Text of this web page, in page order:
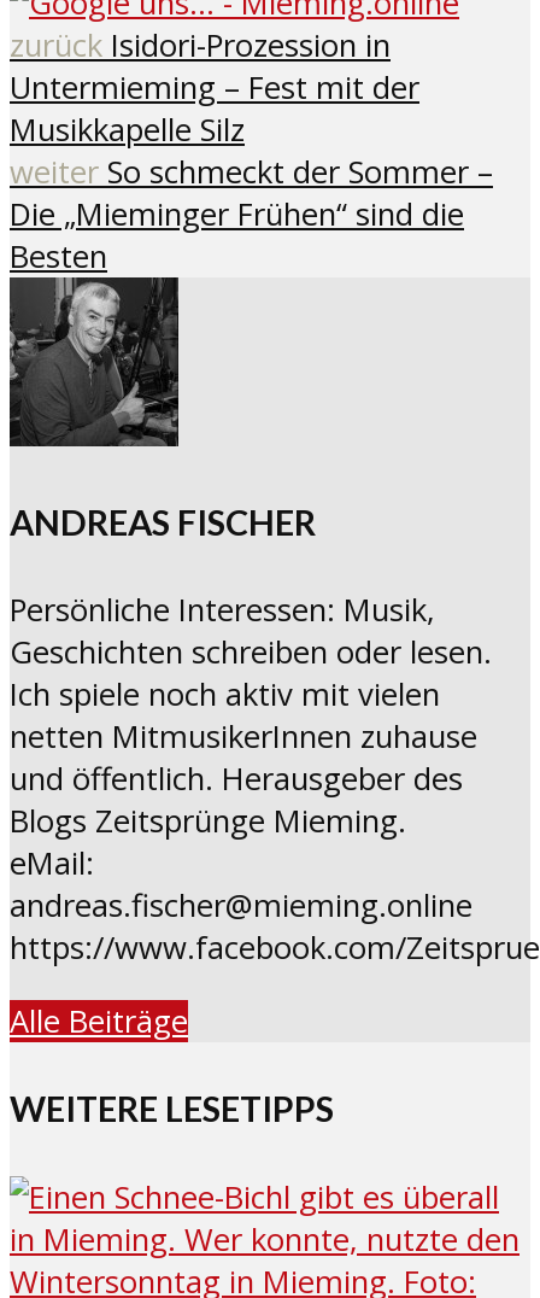
zurück Isidori-Prozession in
Untermieming – Fest mit der
Musikkapelle Silz
weiter So schmeckt der Sommer –
Die „Mieminger Frühen“ sind die
Besten
ANDREAS FISCHER
Persönliche Interessen: Musik,
Geschichten schreiben oder lesen.
Ich spiele noch aktiv mit vielen
netten MitmusikerInnen zuhause
und öffentlich. Herausgeber des
Blogs Zeitsprünge Mieming.
eMail:
andreas.fischer@mieming.online
https://www.facebook.com/
Alle Beiträge
WEITERE LESETIPPS